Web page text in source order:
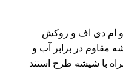
و ام دی اف و روکش
مقاوم در برابر آب و
با شیشه طرح استند